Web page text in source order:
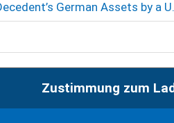
German Assets by a
Zustimmung zum